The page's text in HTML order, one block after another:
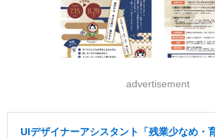
advertisement
UIデザイナーアシスタント「残業少なめ・